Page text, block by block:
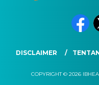
DISCLAIMER
COPYRIGHT © 2026